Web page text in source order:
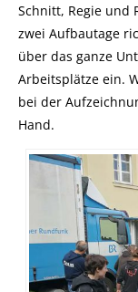
Schnitt, Regie und
zwei Aufbautage
über das ganze
Arbeitsplätze ein.
bei der
Hand.